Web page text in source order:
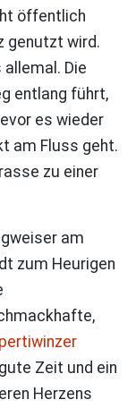
öffentlich
genutzt wird.
Die
entlang führt,
es wieder
am Fluss geht.
zu einer
am
zum Heurigen
Zeit und ein
Herzens